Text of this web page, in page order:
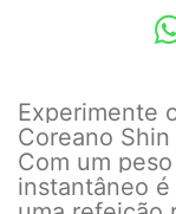
Experimente
Coreano
Com um
instantâneo